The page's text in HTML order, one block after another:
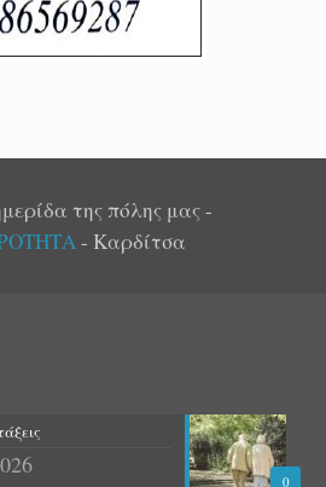
της πόλης μας -
- Καρδίτσα
0